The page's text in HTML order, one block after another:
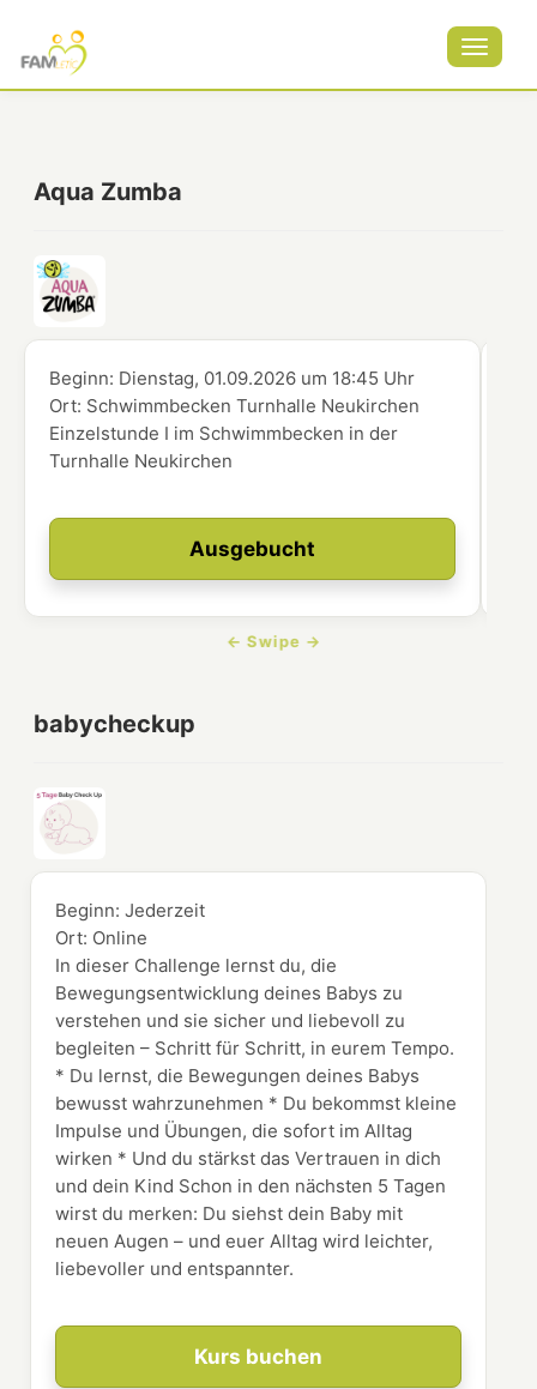
Toggle
Aqua Zumba
Ausgebucht
Beginn: Dienstag, 01.09.2026 um 18:45 Uhr
Ort: Schwimmbecken Turnhalle Neukirchen
Einzelstunde I im Schwimmbecken in der
Turnhalle Neukirchen
babycheckup
Kurs buchen
Beginn:Jederzeit
Ort: Online
In dieser Challenge lernst du, die
Bewegungsentwicklung deines Babys zu
verstehen und sie sicher und liebevoll zu
begleiten – Schritt für Schritt, in eurem Tempo.
* Du lernst, die Bewegungen deines Babys
bewusst wahrzunehmen * Du bekommst kleine
Impulse und Übungen, die sofort im Alltag
wirken * Und du stärkst das Vertrauen in dich
und dein Kind Schon in den nächsten 5 Tagen
wirst du merken: Du siehst dein Baby mit
neuen Augen – und euer Alltag wird leichter,
liebevoller und entspannter.